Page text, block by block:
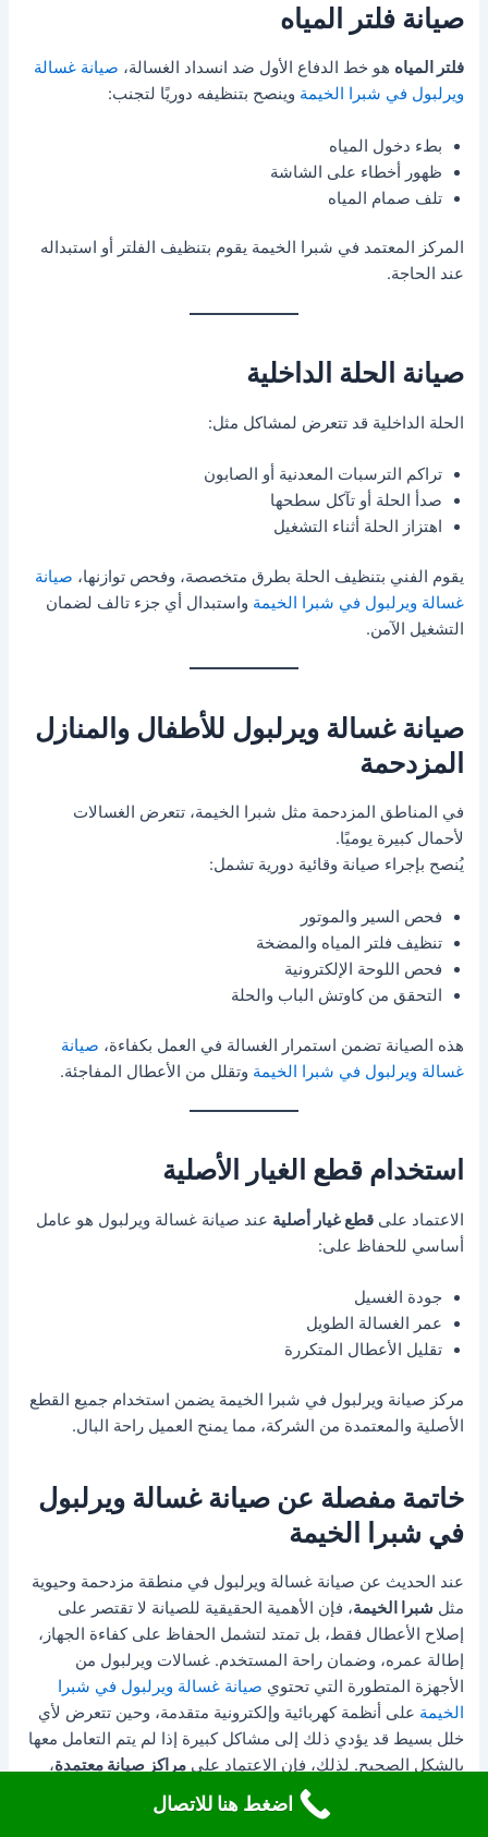
صيانة فلتر المياه
فلتر المياه هو خط الدفاع الأول ضد انسداد الغسالة، صيانة غسالة
ويرلبول في شبرا الخيمة وينصح بتنظيفه دوريًا لتجنب:
بطء دخول المياه
ظهور أخطاء على الشاشة
تلف صمام المياه
المركز المعتمد في شبرا الخيمة يقوم بتنظيف الفلتر أو استبداله
عند الحاجة.
صيانة الحلة الداخلية
الحلة الداخلية قد تتعرض لمشاكل مثل:
تراكم الترسبات المعدنية أو الصابون
صدأ الحلة أو تآكل سطحها
اهتزاز الحلة أثناء التشغيل
يقوم الفني بتنظيف الحلة بطرق متخصصة، وفحص توازنها، صيانة
غسالة ويرلبول في شبرا الخيمة واستبدال أي جزء تالف لضمان
التشغيل الآمن.
صيانة غسالة ويرلبول للأطفال والمنازل
المزدحمة
في المناطق المزدحمة مثل شبرا الخيمة، تتعرض الغسالات
لأحمال كبيرة يوميًا.
يُنصح بإجراء صيانة وقائية دورية تشمل:
فحص السير والموتور
تنظيف فلتر المياه والمضخة
فحص اللوحة الإلكترونية
التحقق من كاوتش الباب والحلة
هذه الصيانة تضمن استمرار الغسالة في العمل بكفاءة، صيانة
غسالة ويرلبول في شبرا الخيمة وتقلل من الأعطال المفاجئة.
استخدام قطع الغيار الأصلية
الاعتماد علىقطع غيار أصلية عند صيانة غسالة ويرلبول هو عامل
أساسي للحفاظ على:
جودة الغسيل
عمر الغسالة الطويل
تقليل الأعطال المتكررة
مركز صيانة ويرلبول في شبرا الخيمة يضمن استخدام جميع القطع
الأصلية والمعتمدة من الشركة، مما يمنح العميل راحة البال.
خاتمة مفصلة عن صيانة غسالة ويرلبول
في شبرا الخيمة
عند الحديث عن صيانة غسالة ويرلبول في منطقة مزدحمة وحيوية
مثل شبرا الخيمة، فإن الأهمية الحقيقية للصيانة لا تقتصر على
إصلاح الأعطال فقط، بل تمتد لتشمل الحفاظ على كفاءة الجهاز،
إطالة عمره، وضمان راحة المستخدم. غسالات ويرلبول من
الأجهزة المتطورة التي تحتوي صيانة غسالة ويرلبول في شبرا
الخيمة على أنظمة كهربائية وإلكترونية متقدمة، وحين تتعرض لأي
خلل بسيط قد يؤدي ذلك إلى مشاكل كبيرة إذا لم يتم التعامل معها
بالشكل الصحيح. لذلك، فإن الاعتماد علىمراكز صيانة معتمدة،
الخط الساخن 19224
، يعد خيارًا لا غنى عنه
لكل مستخدم يريد أن يضمن استمرار الغسالة في أداء مهامها
اضغط هنا للاتصال